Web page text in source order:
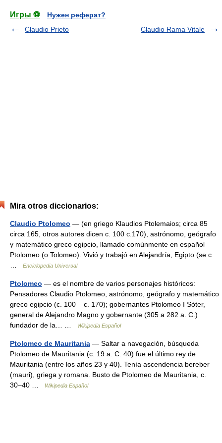
Игры ⚽
Нужен реферат?
Claudio Prieto
Claudio Rama Vitale
Mira otros diccionarios:
Claudio Ptolomeo — (en griego Klaudios Ptolemaios; circa 85
circa 165, otros autores dicen c. 100 c.170), astrónomo, geógrafo
y matemático greco egipcio, llamado comúnmente en español
Ptolomeo (o Tolomeo). Vivió y trabajó en Alejandría, Egipto (se c
…
Enciclopedia Universal
Ptolomeo — es el nombre de varios personajes históricos:
Pensadores Claudio Ptolomeo, astrónomo, geógrafo y matemático
greco egipcio (c. 100 – c. 170); gobernantes Ptolomeo I Sóter,
general de Alejandro Magno y gobernante (305 a 282 a. C.)
fundador de la… …
Wikipedia Español
Ptolomeo de Mauritania — Saltar a navegación, búsqueda
Ptolomeo de Mauritania (c. 19 a. C. 40) fue el último rey de
Mauritania (entre los años 23 y 40). Tenía ascendencia bereber
(mauri), griega y romana. Busto de Ptolomeo de Mauritania, c.
30–40 …
Wikipedia Español